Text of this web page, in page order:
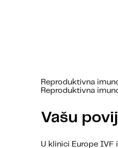
Reproduktivna
Reproduktivna
Vašu
U klinici Europe